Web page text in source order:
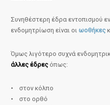
Συνηθέστερη έδρα εντοπισμού
ενδομητρίωση είναι οι ωοθήκες
Όμως λιγότερο συχνά
άλλες έδρες όπως:
• στον κόλπο
• στο ορθό